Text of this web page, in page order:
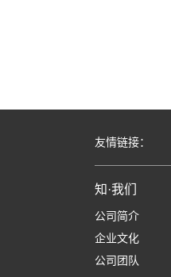
友情链接：
知·我们
公司简介
企业文化
公司团队